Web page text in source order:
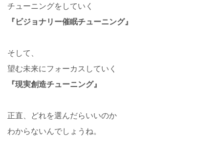
チューニングをしていく
『ビジョナリー催眠チューニング』
そして、
望む未来にフォーカスしていく
『現実創造チューニング』
正直、どれを選んだらいいのか
わからないんでしょうね。